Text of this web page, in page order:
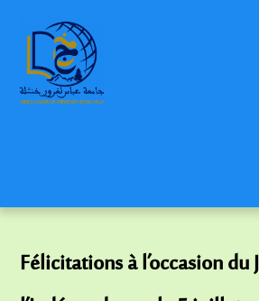
Félicitations à l’occasion du